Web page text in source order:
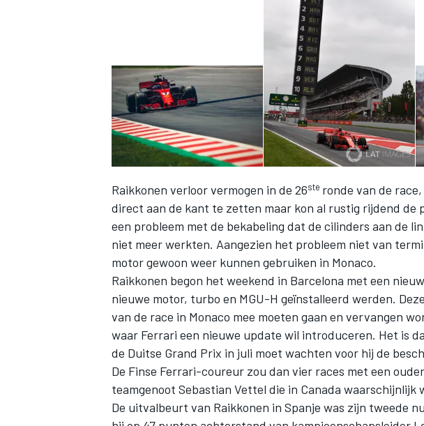
Raikkonen verloor vermogen in de 26ste ronde van de
direct aan de kant te zetten maar kon al rustig rijdend de
een probleem met de bekabeling dat de cilinders aan de
niet meer werkten. Aangezien het probleem niet van
motor gewoon weer kunnen gebruiken in Monaco.
Raikkonen begon het weekend in Barcelona met een
nieuwe motor, turbo en MGU-H geïnstalleerd werden.
van de race in Monaco mee moeten gaan en vervangen
waar Ferrari een nieuwe update wil introduceren. Het is
de Duitse Grand Prix in juli moet wachten voor hij de
De Finse Ferrari-coureur zou dan vier races met een
teamgenoot Sebastian Vettel die in Canada waarschijnlijk
De uitvalbeurt van Raikkonen in Spanje was zijn tweede